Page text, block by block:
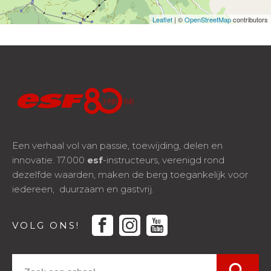
Leaflet| ©OpenStreetMapcontributors
Een verhaal vol van passie, toewijding, delen en
innovatie. 17.000 esf-instructeurs, verenigd rond
dezelfde waarden, maken de berg toegankelijk voor
iedereen, duurzaam en gastvrij.
VOLG ONS! facebook instagram youtube